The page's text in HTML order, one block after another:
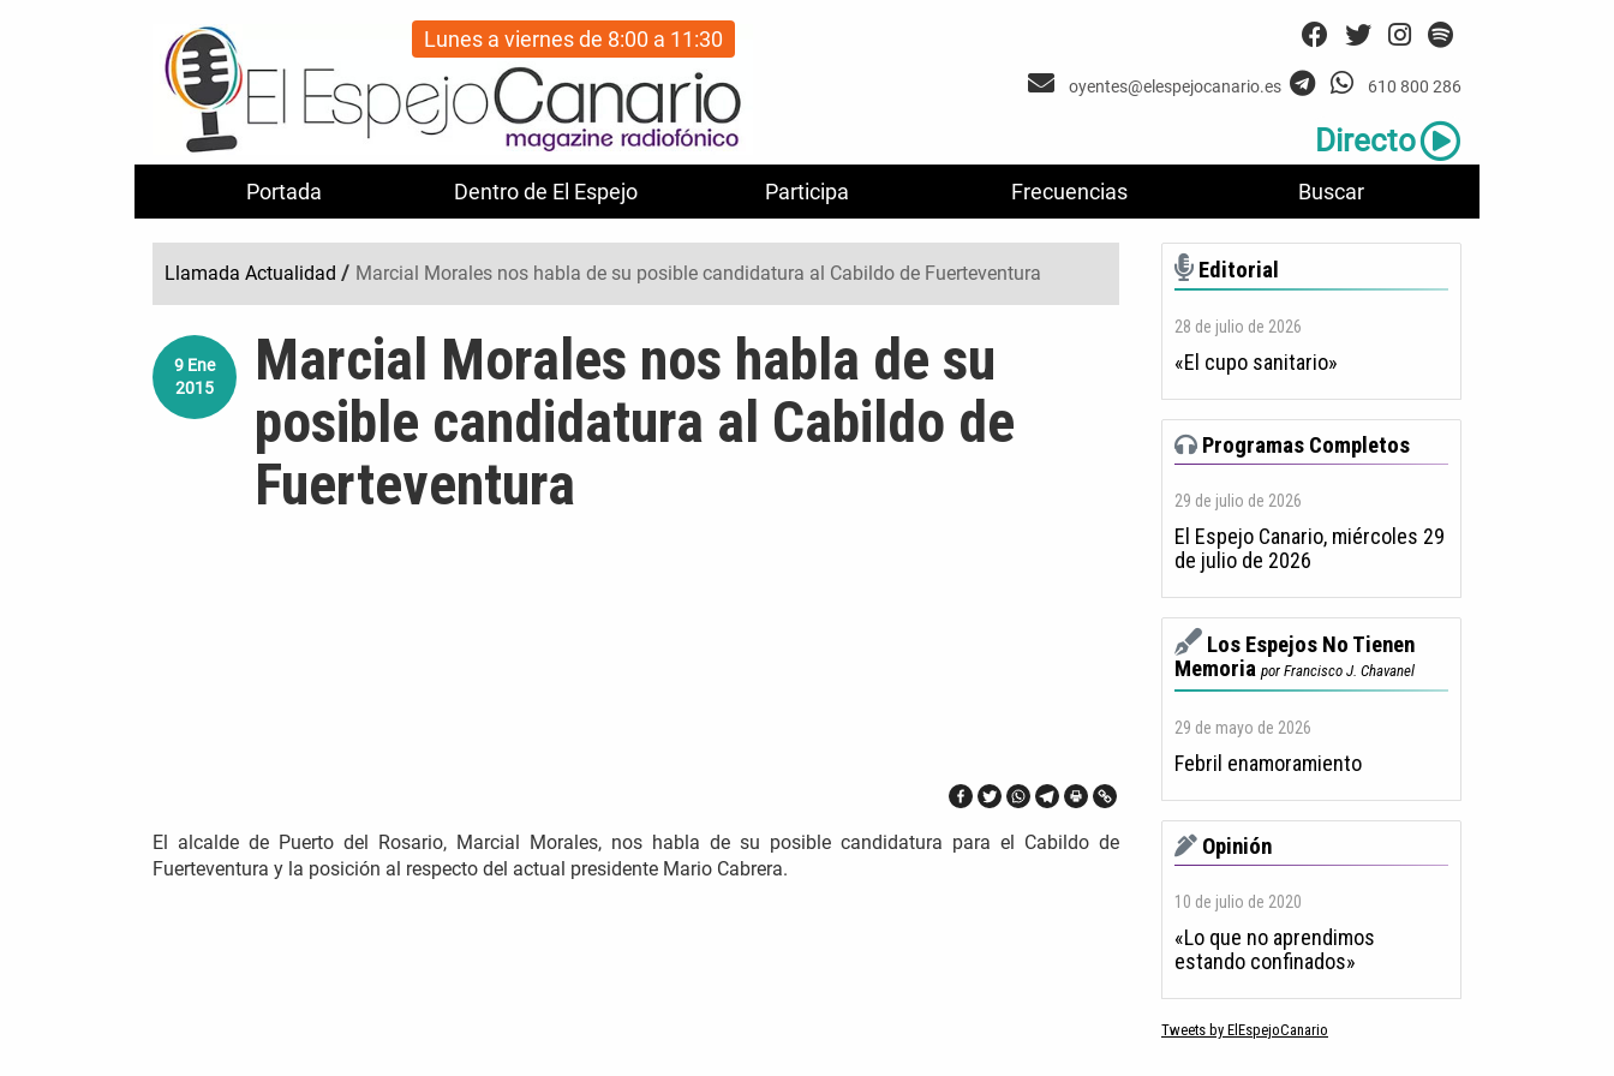
Portada Dentro de El Espejo Participa Frecuencias Buscar
Lunes a viernes de 8:00 a 11:30
oyentes@elespejocanario.es 610 800 286
Directo
Llamada Actualidad / Marcial Morales nos habla de su posible candidatura al Cabildo de Fuerteventura
9 Ene
2015
Marcial Morales nos habla de su
posible candidatura al Cabildo de
Fuerteventura
El alcalde de Puerto del Rosario, Marcial Morales, nos habla de su posible candidatura para el Cabildo de
Fuerteventura y la posición al respecto del actual presidente Mario Cabrera.
Editorial
28 de julio de 2026
«El cupo sanitario»
Programas Completos
29 de julio de 2026
El Espejo Canario, miércoles 29
de julio de 2026
Los Espejos No Tienen
Memoria por Francisco J. Chavanel
29 de mayo de 2026
Febril enamoramiento
Opinión
10 de julio de 2020
«Lo que no aprendimos
estando confinados»
Tweets by ElEspejoCanario